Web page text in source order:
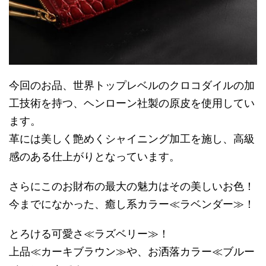
今回のお品、世界トップレベルのクロコダイルの加
工技術を持つ、ヘンローン社製の原皮を使用してい
ます。
革には美しく艶めくシャイニング加工を施し、高級
感のある仕上がりとなっています。
さらにこのお財布の最大の魅力はその美しいお色！
今までになかった、癒し系カラー≪ラベンダー≫！
とろける可愛さ≪ラズベリー≫！
上品≪カーキブラウン≫や、お洒落カラー≪ブルー